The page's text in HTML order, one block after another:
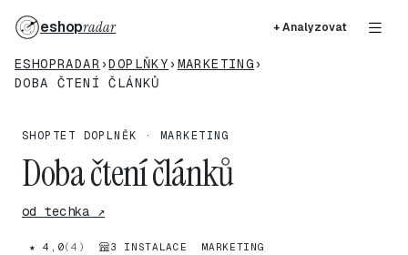
eshopradar + Analyzovat
ESHOPRADAR ›DOPLŇKY › MARKETING ›
DOBA ČTENÍ ČLÁNKŮ
SHOPTET DOPLNĚK · MARKETING
Doba čtení článků
od techka ↗
★ 4,0(4) 3 INSTALACE MARKETING